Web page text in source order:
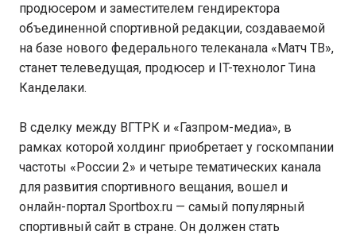
продюсером и заместителем гендиректора
объединенной спортивной редакции, создаваемой
на базе нового федерального телеканала «Матч ТВ»,
станет телеведущая, продюсер и IT-технолог Тина
Канделаки.
В сделку между ВГТРК и «Газпром-медиа», в
рамках которой холдинг приобретает у госкомпании
частоты «России 2» и четыре тематических канала
для развития спортивного вещания, вошел и
онлайн-портал Sportbox.ru — самый популярный
спортивный сайт в стране. Он должен стать